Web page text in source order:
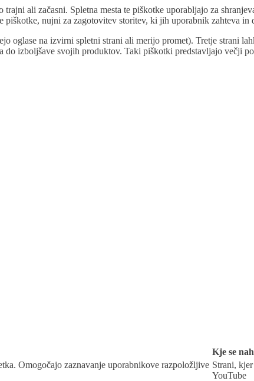
ali začasni. Spletna mesta te piškotke uporabljajo za
nujni za zagotovitev storitev, ki jih uporabnik zahteva in
oglase na izvirni spletni strani ali merijo promet). Tretje strani
izboljšave svojih produktov. Taki piškotki predstavljajo večji
Kje se
Omogočajo zaznavanje uporabnikove razpoložljive Strani,
YouTube